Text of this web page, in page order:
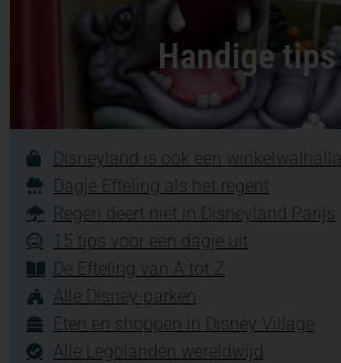
Handige tips
Disneyland is ook een winkelwalhalla
Dagje Efteling als het regent
Regen deert niet in Disneyland Parijs
15 tips voor een dagje uit
De Efteling van A tot Z
Alle Disney-parken
Eten en shoppen in Disney Village
Alle Legolanden wereldwijd